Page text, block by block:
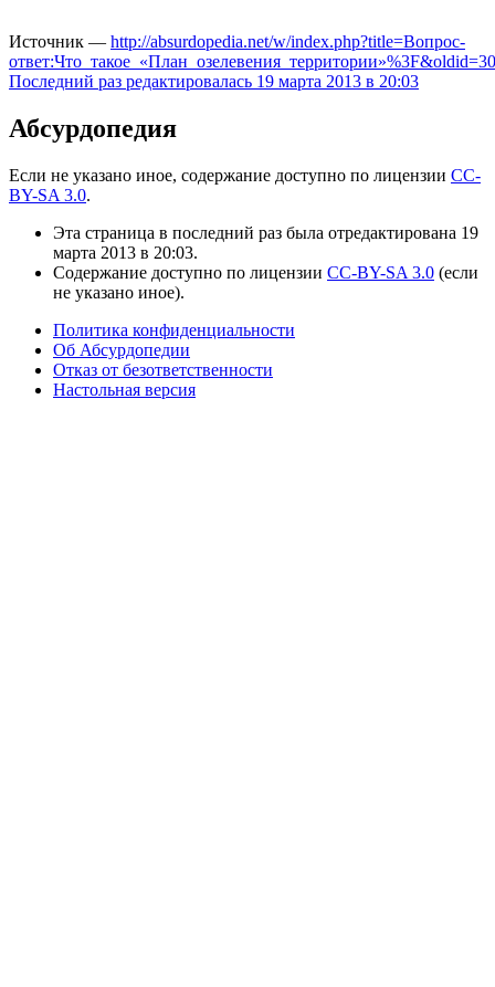
Источник — http://absurdopedia.net/w/index.php?title=Вопрос-
Последний раз редактировалась 19 марта 2013 в 20:03
Абсурдопедия
Если не указано иное, содержание доступно по лицензии CC-
BY-SA 3.0.
Эта страница в последний раз была отредактирована 19
марта 2013 в 20:03.
Содержание доступно по лицензии CC-BY-SA 3.0 (если
не указано иное).
Политика конфиденциальности
Об Абсурдопедии
Отказ от безответственности
Настольная версия